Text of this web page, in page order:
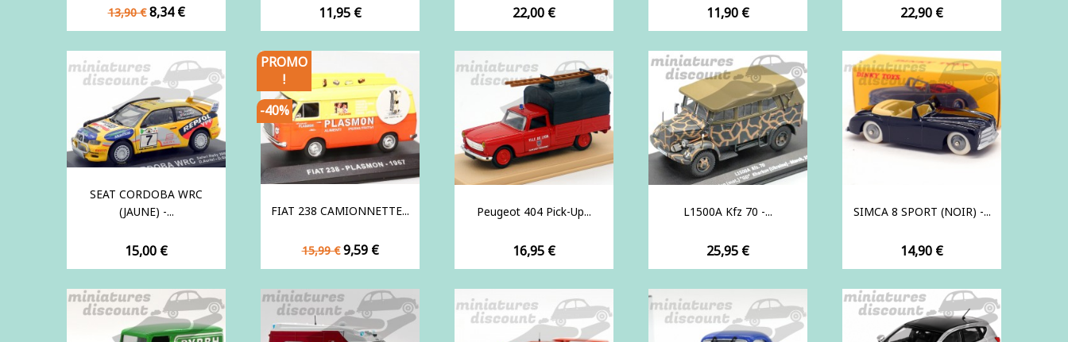
Prix
de
13,90 € Prix
8,34 € Prix
11,95 € Prix
22,00 € Prix
11,90 € Prix
22,90 €
SEAT CORDOBA WRC
(JAUNE) -...
Prix
15,00 €
FIAT 238 CAMIONNETTE...
Prix
de
15,99 € Prix
9,59 €
PROMO
!
-40%
Peugeot 404 Pick-Up...
Prix
16,95 €
L1500A Kfz 70 -...
Prix
25,95 €
SIMCA 8 SPORT (NOIR) -...
Prix
14,90 €